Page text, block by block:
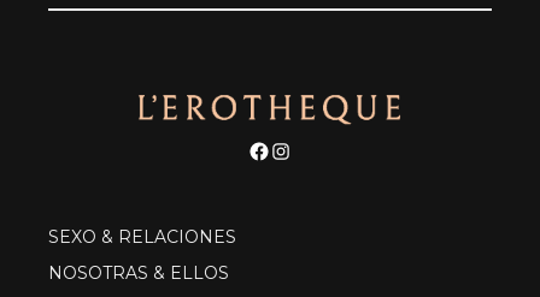
Facebook
Instagram
SEXO & RELACIONES
NOSOTRAS & ELLOS